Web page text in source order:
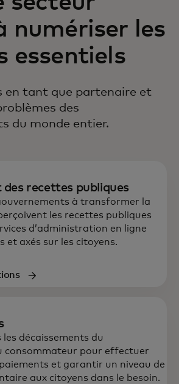
numériser les
essentiels
en tant que partenaire et
des
du monde entier.
des recettes publiques
à transformer la
les recettes publiques
d’administration en ligne
et axés sur les citoyens.
décaissements du
consommateur pour effectuer
et garantir un niveau de
aux citoyens dans le besoin.